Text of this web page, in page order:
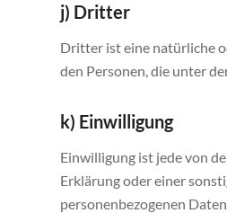
j) Dritter
Dritter ist eine natürliche
den Personen, die unter
k) Einwilligung
Einwilligung ist jede von
Erklärung oder einer
personenbezogenen